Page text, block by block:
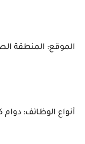
الموقع: المنطقة
أنواع الوظائف: دوام